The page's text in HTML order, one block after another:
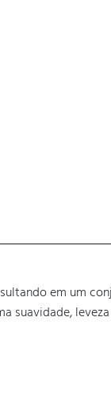
em um
suavidade,